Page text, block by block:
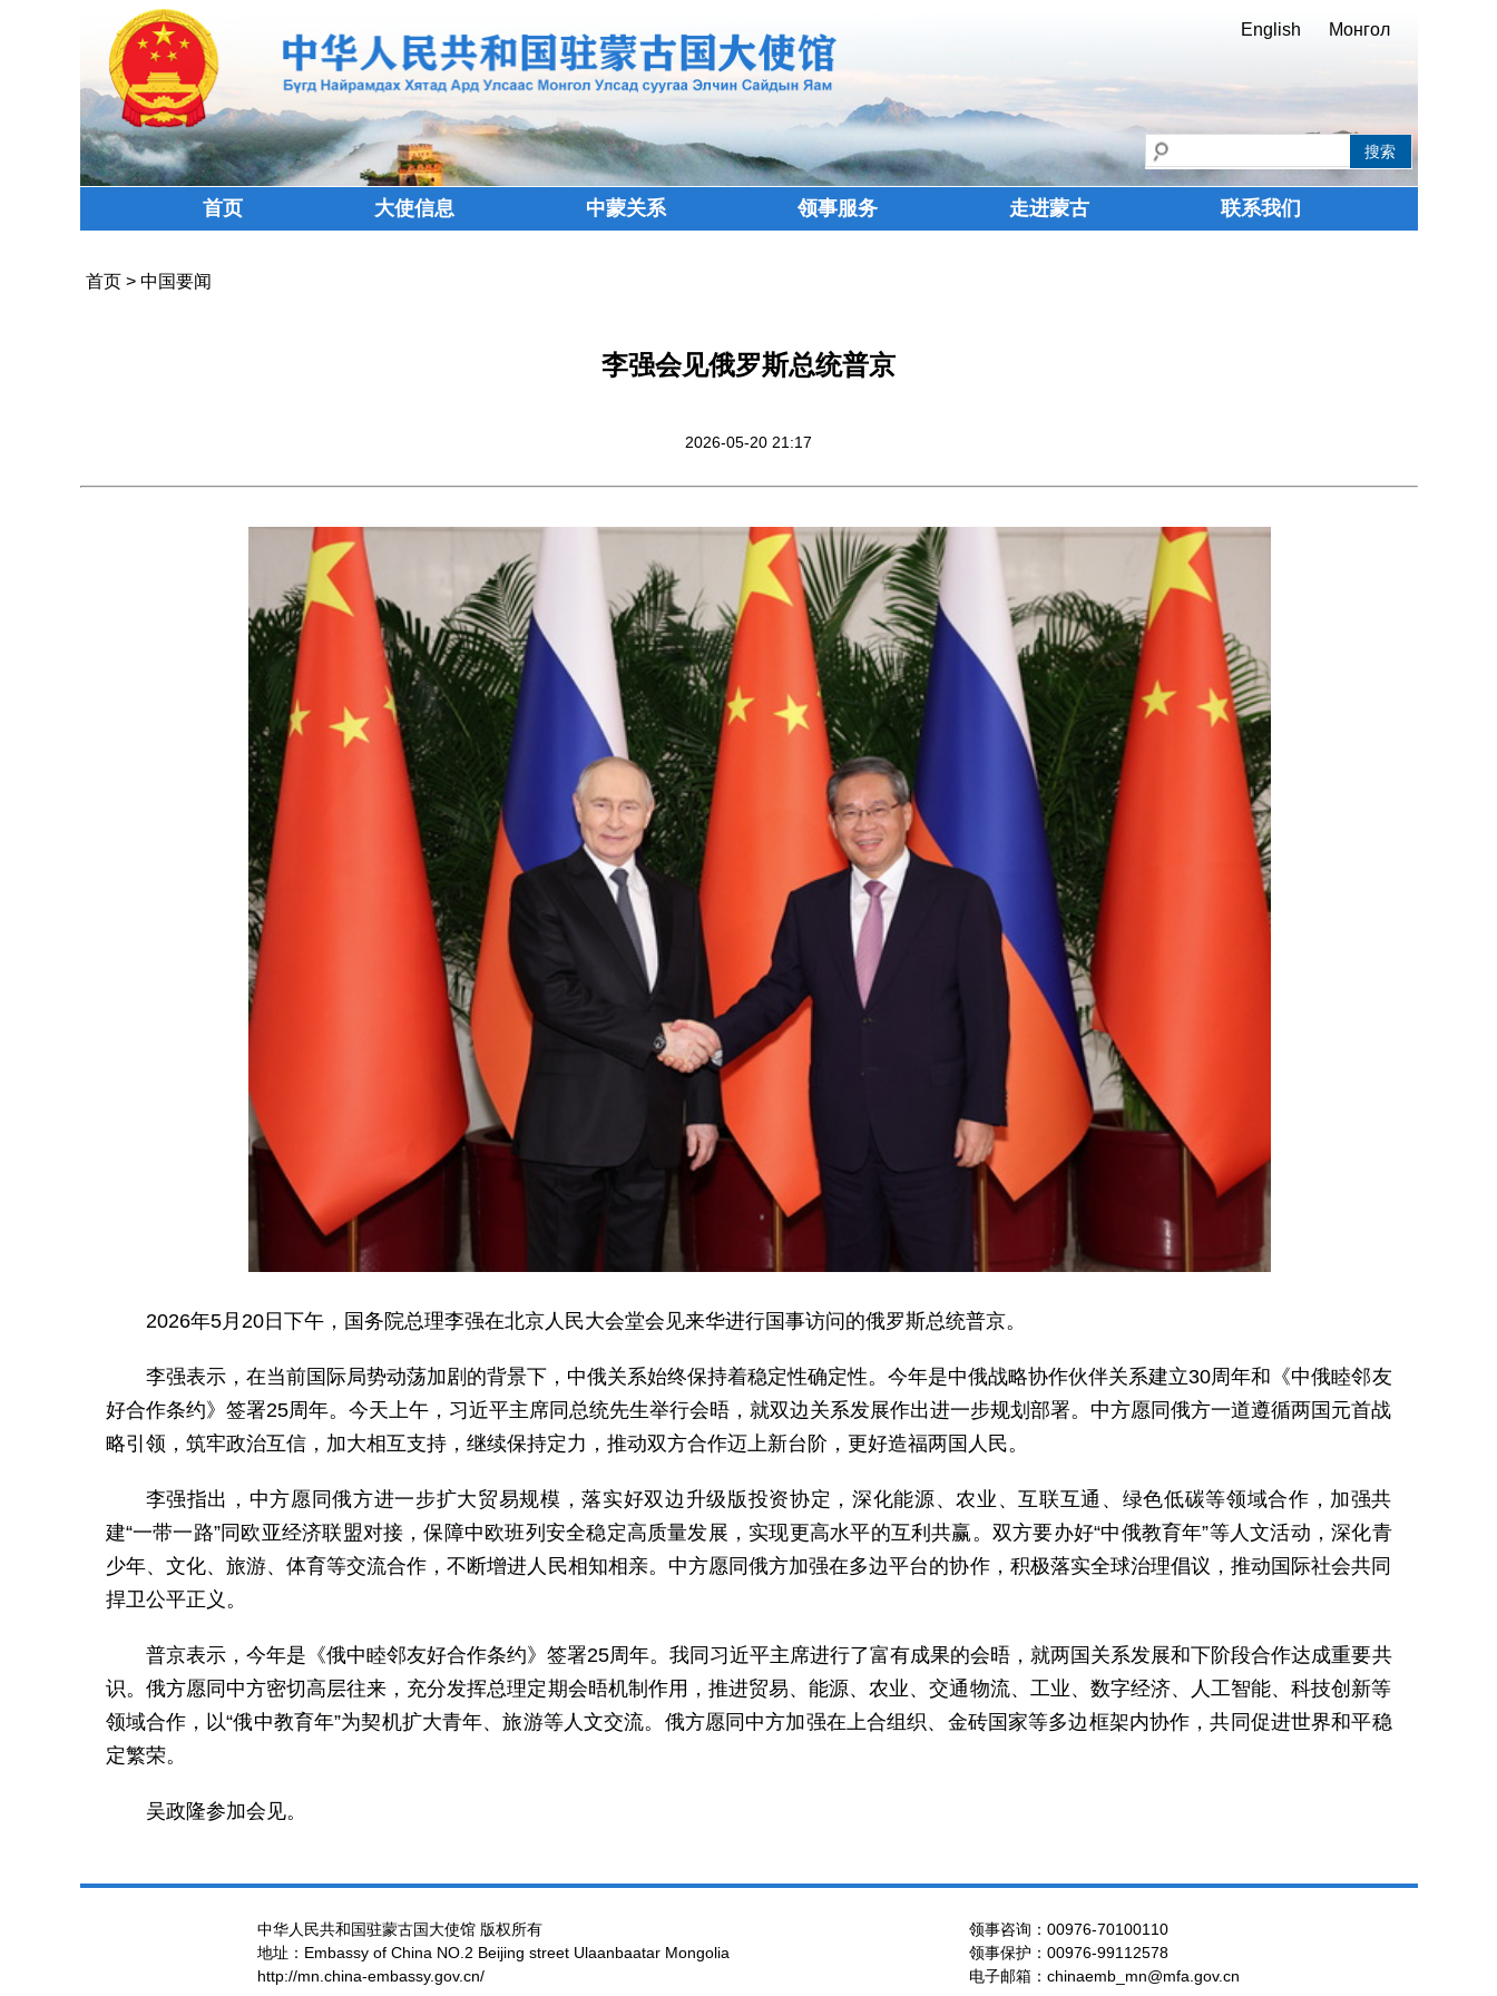
English Монгол
首页 大使信息 中蒙关系 领事服务 走进蒙古 联系我们
首页> 中国要闻
李强会见俄罗斯总统普京
2026-05-20 21:17
2026年5月20日下午，国务院总理李强在北京人民大会堂会见来华进行国事访问的俄罗斯总统普京。
李强表示，在当前国际局势动荡加剧的背景下，中俄关系始终保持着稳定性确定性。今年是中俄战略协作伙伴关系建立30周年和《中俄睦邻友
好合作条约》签署25周年。今天上午，习近平主席同总统先生举行会晤，就双边关系发展作出进一步规划部署。中方愿同俄方一道遵循两国元首战
略引领，筑牢政治互信，加大相互支持，继续保持定力，推动双方合作迈上新台阶，更好造福两国人民。
李强指出，中方愿同俄方进一步扩大贸易规模，落实好双边升级版投资协定，深化能源、农业、互联互通、绿色低碳等领域合作，加强共
建“一带一路”同欧亚经济联盟对接，保障中欧班列安全稳定高质量发展，实现更高水平的互利共赢。双方要办好“中俄教育年”等人文活动，深化青
少年、文化、旅游、体育等交流合作，不断增进人民相知相亲。中方愿同俄方加强在多边平台的协作，积极落实全球治理倡议，推动国际社会共同
捍卫公平正义。
普京表示，今年是《俄中睦邻友好合作条约》签署25周年。我同习近平主席进行了富有成果的会晤，就两国关系发展和下阶段合作达成重要共
识。俄方愿同中方密切高层往来，充分发挥总理定期会晤机制作用，推进贸易、能源、农业、交通物流、工业、数字经济、人工智能、科技创新等
领域合作，以“俄中教育年”为契机扩大青年、旅游等人文交流。俄方愿同中方加强在上合组织、金砖国家等多边框架内协作，共同促进世界和平稳
定繁荣。
吴政隆参加会见。
中华人民共和国驻蒙古国大使馆 版权所有
地址：Embassy of China NO.2 Beijing street Ulaanbaatar Mongolia
http://mn.china-embassy.gov.cn/
领事咨询：00976-70100110
领事保护：00976-99112578
电子邮箱：chinaemb_mn@mfa.gov.cn